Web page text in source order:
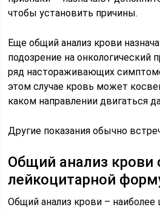
чтобы установить причины.
Еще общий анализ крови
подозрение на онкологический
ряд настораживающих
этом случае кровь может
каком направлении двигаться
Другие показания обычно
Общий анализ крови
лейкоцитарной
Общий анализ крови –